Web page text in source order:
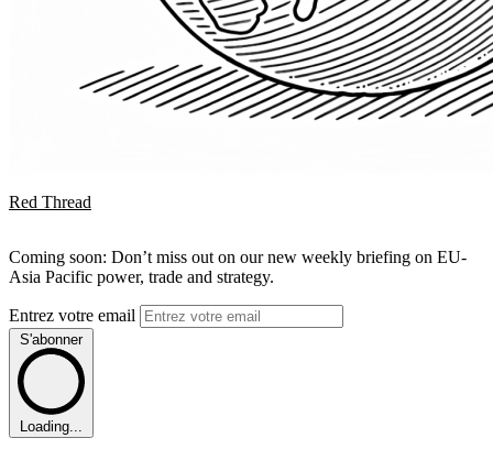
Red Thread
Coming soon: Don’t miss out on our new weekly briefing on EU-
Asia Pacific power, trade and strategy.
Entrez votre email
S'abonner
Loading...